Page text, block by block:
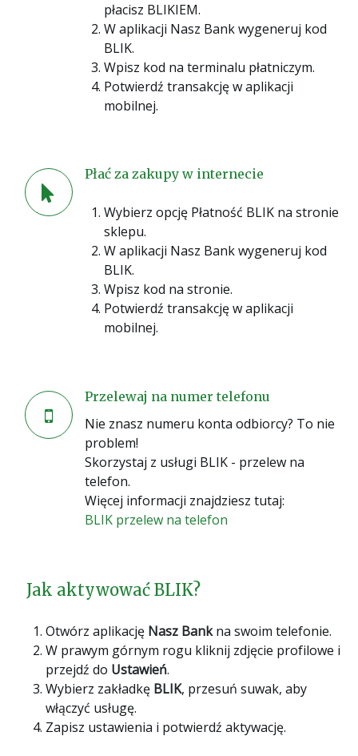
płacisz BLIKIEM.
W aplikacji Nasz Bank wygeneruj kod
BLIK.
Wpisz kod na terminalu płatniczym.
Potwierdź transakcję w aplikacji
mobilnej.
Płać za zakupy w internecie
Wybierz opcję Płatność BLIK na stronie
sklepu.
W aplikacji Nasz Bank wygeneruj kod
BLIK.
Wpisz kod na stronie.
Potwierdź transakcję w aplikacji
mobilnej.
Przelewaj na numer telefonu
Nie znasz numeru konta odbiorcy? To nie
problem!
Skorzystaj z usługi BLIK - przelew na
telefon.
Więcej informacji znajdziesz tutaj:
BLIK przelew na telefon
Jak aktywować BLIK?
Otwórz aplikację Nasz Bankna swoim telefonie.
W prawym górnym rogu kliknij zdjęcie profilowe i
przejdź do Ustawień.
Wybierz zakładkę BLIK, przesuń suwak, aby
włączyć usługę.
Zapisz ustawienia i potwierdź aktywację.